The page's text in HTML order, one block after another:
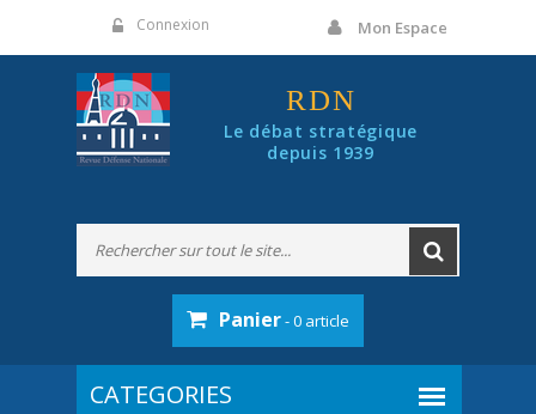
Connexion Mon Espace
RDN
Le débat stratégique
depuis 1939
Panier- 0 article